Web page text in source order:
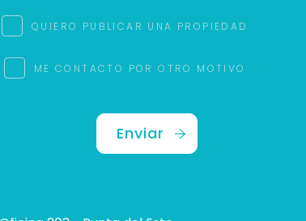
QUIERO PUBLICAR UNA PROPIEDAD
ME CONTACTO POR OTRO MOTIVO
Enviar